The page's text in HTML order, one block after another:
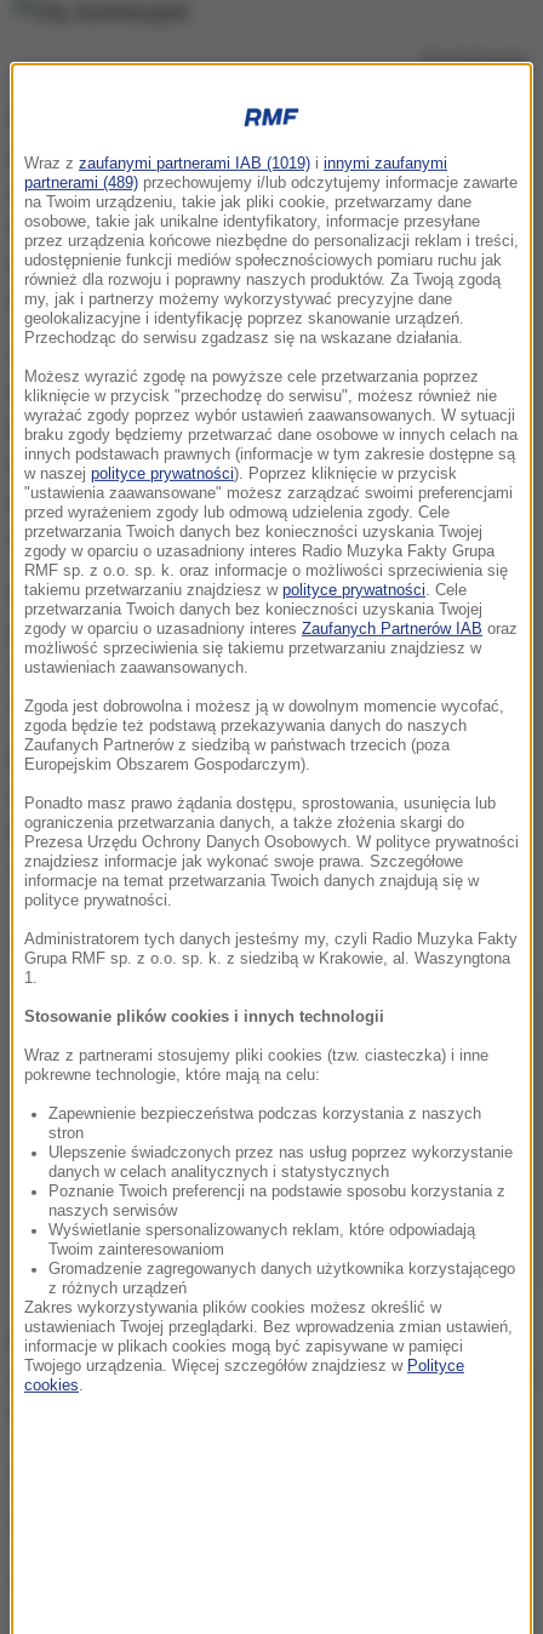
Zdj. ilustracyjne
Przez osiem ostatnich lat, czyli czas trwania całej
procedury upadłościowej, zmieniły się niektóre
dane poszkodowanych- tłumaczył reporterowi RMF
FM Józef Dębiński, syndyk AmberGold. Chodzi o
numery kont bankowych osób, które zgłaszały
wierzytelności.
Mniej więcej20 proc. z nich wróciło do syndyka, bo
konta, na które je wysłano, były nieaktywne.
Dlategosyndyk prosi te osoby, które zmieniały
numer konta, o jak najszybsze uaktualnienie
danych.
Na wypłatę jest określony czas. Jeśli minie -
pieniądze trafią do depozytu sądowego.
Odzyskiwanie ich potrwa, a ostateczna należność
uszczupli się o dodatkowe koszty.
Do wypłacenie oszukanym jest 67,5 miliona
złotych.Około 11,5 tysiąca poszkodowanych
klientów odzyska nieco ponad 10 proc. tego, co
zainwestowali.
Dalsza część artykułu pod materiałem video:
Kontakt do syndyka dla tych, którzy powinni podać
aktualny numer konta bankowego: tel. 795 - 074 - 423
Wraz z zaufanymi partnerami IAB (1019) i innymi zaufanymi
partnerami (489) przechowujemy i/lub odczytujemy informacje zawarte
na Twoim urządzeniu, takie jak pliki cookie, przetwarzamy dane
osobowe, takie jak unikalne identyfikatory, informacje przesyłane
przez urządzenia końcowe niezbędne do personalizacji reklam i treści,
udostępnienie funkcji mediów społecznościowych pomiaru ruchu jak
również dla rozwoju i poprawny naszych produktów. Za Twoją zgodą
my, jak i partnerzy możemy wykorzystywać precyzyjne dane
geolokalizacyjne i identyfikację poprzez skanowanie urządzeń.
Przechodząc do serwisu zgadzasz się na wskazane działania.
Możesz wyrazić zgodę na powyższe cele przetwarzania poprzez
kliknięcie w przycisk "przechodzę do serwisu", możesz również nie
wyrażać zgody poprzez wybór ustawień zaawansowanych. W sytuacji
braku zgody będziemy przetwarzać dane osobowe w innych celach na
innych podstawach prawnych (informacje w tym zakresie dostępne są
w naszej polityce prywatności). Poprzez kliknięcie w przycisk
"ustawienia zaawansowane" możesz zarządzać swoimi preferencjami
przed wyrażeniem zgody lub odmową udzielenia zgody. Cele
przetwarzania Twoich danych bez konieczności uzyskania Twojej
zgody w oparciu o uzasadniony interes Radio Muzyka Fakty Grupa
RMF sp. z o.o. sp. k. oraz informacje o możliwości sprzeciwienia się
takiemu przetwarzaniu znajdziesz w polityce prywatności . Cele
przetwarzania Twoich danych bez konieczności uzyskania Twojej
zgody w oparciu o uzasadniony interes Zaufanych Partnerów IAB oraz
możliwość sprzeciwienia się takiemu przetwarzaniu znajdziesz w
ustawieniach zaawansowanych.
Zgoda jest dobrowolna i możesz ją w dowolnym momencie wycofać,
zgoda będzie też podstawą przekazywania danych do naszych
Zaufanych Partnerów z siedzibą w państwach trzecich (poza
Europejskim Obszarem Gospodarczym).
Ponadto masz prawo żądania dostępu, sprostowania, usunięcia lub
ograniczenia przetwarzania danych, a także złożenia skargi do
Prezesa Urzędu Ochrony Danych Osobowych. W polityce prywatności
znajdziesz informacje jak wykonać swoje prawa. Szczegółowe
informacje na temat przetwarzania Twoich danych znajdują się w
polityce prywatności.
Administratorem tych danych jesteśmy my, czyli Radio Muzyka Fakty
Grupa RMF sp. z o.o. sp. k. z siedzibą w Krakowie, al. Waszyngtona
1.
Stosowanie plików cookies i innych technologii
Wraz z partnerami stosujemy pliki cookies (tzw. ciasteczka) i inne
pokrewne technologie, które mają na celu:
Zapewnienie bezpieczeństwa podczas korzystania z naszych
stron
Ulepszenie świadczonych przez nas usług poprzez wykorzystanie
danych w celach analitycznych i statystycznych
Poznanie Twoich preferencji na podstawie sposobu korzystania z
naszych serwisów
Wyświetlanie spersonalizowanych reklam, które odpowiadają
Twoim zainteresowaniom
Gromadzenie zagregowanych danych użytkownika korzystającego
z różnych urządzeń
Zakres wykorzystywania plików cookies możesz określić w
ustawieniach Twojej przeglądarki. Bez wprowadzenia zmian ustawień,
informacje w plikach cookies mogą być zapisywane w pamięci
Twojego urządzenia. Więcej szczegółów znajdziesz w Polityce
cookies